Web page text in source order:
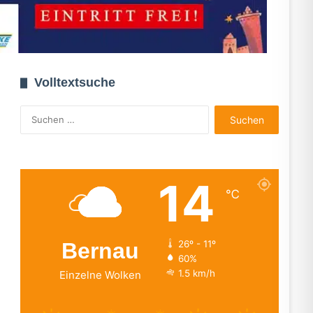
Volltextsuche
nach:
Bernau
Einzelne Wolken
14 ℃
26º - 11º
60%
1.5 km/h